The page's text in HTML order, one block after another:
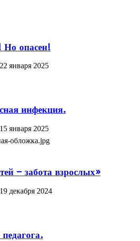
Но опасен!
января 2025
инфекция.
января 2025
– забота взрослых»
декабря 2024